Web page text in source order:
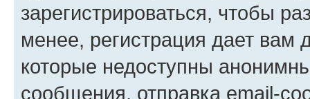
зарегистрироваться, чтобы
менее, регистрация дает вам
которые недоступны
сообщения, отправка email-